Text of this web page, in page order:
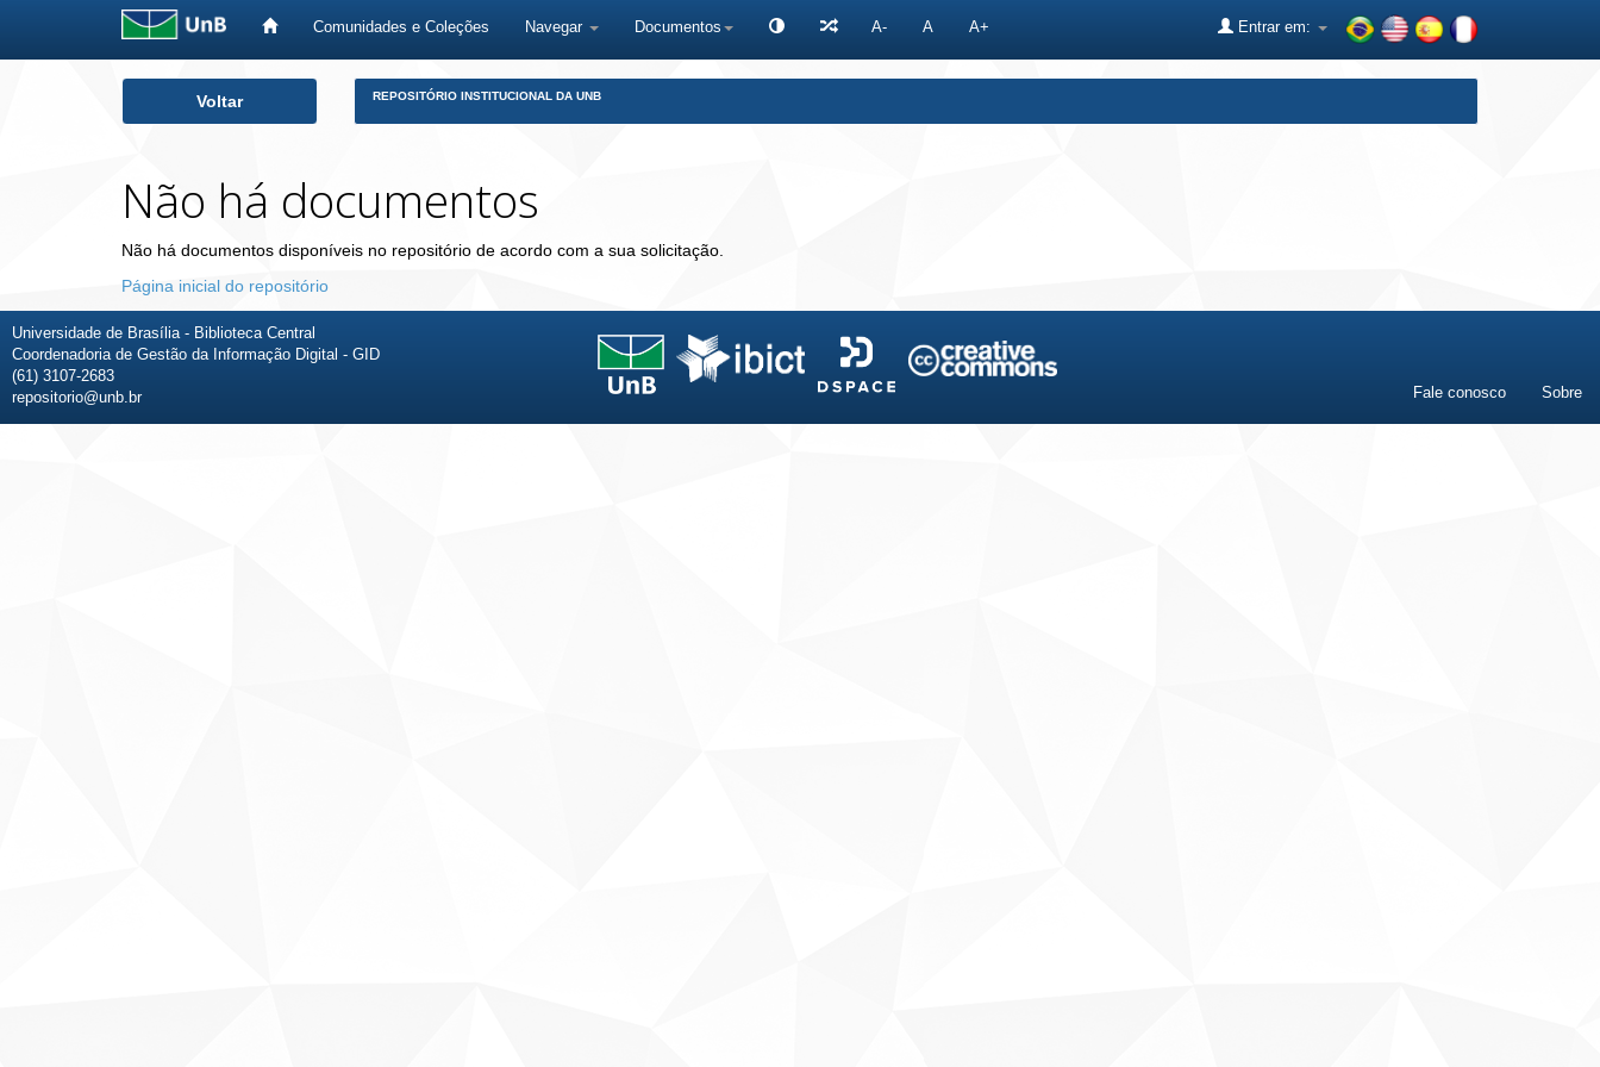
Comunidades e Coleções Navegar Documentos A- A A+ Entrar em:
Voltar REPOSITÓRIO INSTITUCIONAL DA UNB
Não há documentos
Não há documentos disponíveis no repositório de acordo com a sua solicitação.
Página inicial do repositório
Universidade de Brasília - Biblioteca Central
Coordenadoria de Gestão da Informação Digital - GID
(61) 3107-2683
repositorio@unb.br
Fale conosco Sobre